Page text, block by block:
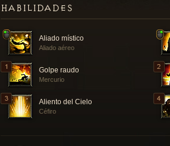
HABILIDADES
Aliado místico
Aliado aéreo
Golpe raudo
Mercurio
Aliento del Cielo
Céfiro